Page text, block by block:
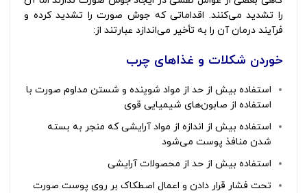
را تشدید می‌کنند. اقداماتی که جوش صورت را تشدید کرده و
فرآیند درمان آن را به تأخیر می‌اندازد عبارتند از:
خوردن شکلات و غذاهای چرب
استفاده بیش از حد از مواد شوینده و شستن مداوم صورت با
استفاده از صابون‌های شیمیایی قوی
استفاده بیش از اندازه از مواد آرایشی که منجر به بسته
شدن منافذ پوست می‌شود
استفاده بیش از حد از محصولات آرایشی
تحت فشار قرار دادن و اعمال اصطکاک بر روی پوست صورت